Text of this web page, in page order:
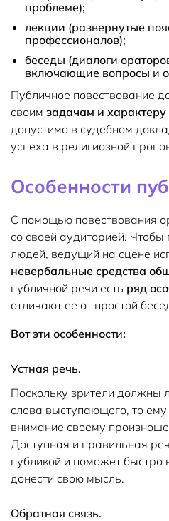
проблеме);
лекции (развернутые
профессионалов);
беседы (диалоги
включающие вопросы и
Публичное повествование
своим задачам и
допустимо в судебном
успеха в религиозной
Особенности
С помощью повествования
со своей аудиторией.
людей, ведущий на сцене
невербальные средства
публичной речи есть ряд
отличают ее от простой
Вот эти особенности:
Устная речь.
Поскольку зрители должны
слова выступающего, то ему
внимание своему
Доступная и правильная
публикой и поможет быстро
донести свою мысль.
Обратная связь.